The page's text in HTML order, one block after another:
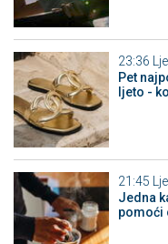
23:36
Pet
ljeto -
21:45
Jedna
pomoći